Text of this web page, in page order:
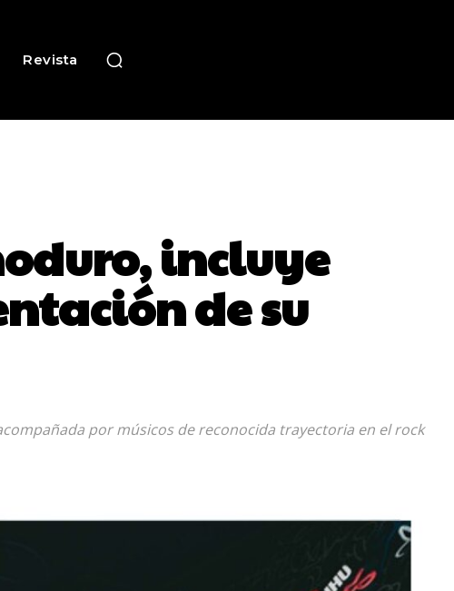
Revista
incluye
de su
por músicos de reconocida trayectoria en el rock